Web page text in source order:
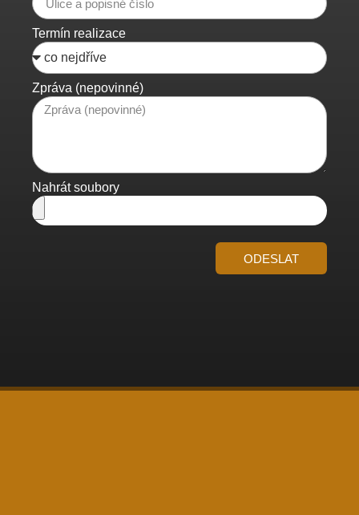
Termín realizace
Zpráva (nepovinné)
Nahrát soubory
ODESLAT